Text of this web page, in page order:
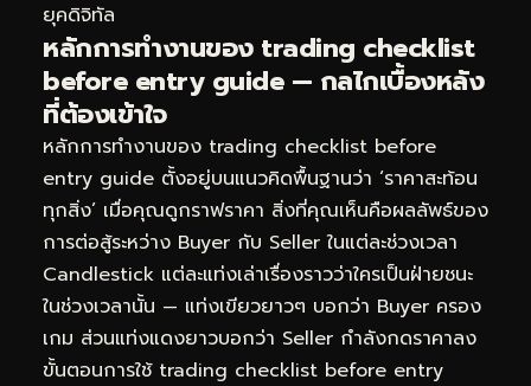
ยุคดิจิทัล
หลักการทำงานของ trading checklist
before entry guide — กลไกเบื้องหลัง
ที่ต้องเข้าใจ
หลักการทำงานของ trading checklist before
entry guide ตั้งอยู่บนแนวคิดพื้นฐานว่า ‘ราคาสะท้อน
ทุกสิ่ง’ เมื่อคุณดูกราฟราคา สิ่งที่คุณเห็นคือผลลัพธ์ของ
การต่อสู้ระหว่าง Buyer กับ Seller ในแต่ละช่วงเวลา
Candlestick แต่ละแท่งเล่าเรื่องราวว่าใครเป็นฝ่ายชนะ
ในช่วงเวลานั้น — แท่งเขียวยาวๆ บอกว่า Buyer ครอง
เกม ส่วนแท่งแดงยาวบอกว่า Seller กำลังกดราคาลง
ขั้นตอนการใช้ trading checklist before entry